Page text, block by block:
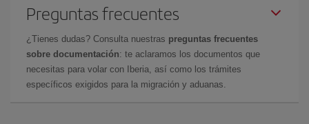
Preguntas frecuentes
¿Tienes dudas? Consulta nuestras preguntas frecuentes
sobre documentación: te aclaramos los documentos que
necesitas para volar con Iberia, así como los trámites
específicos exigidos para la migración y aduanas.